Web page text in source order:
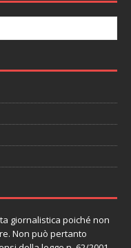
giornalistica poiché non
Non può pertanto